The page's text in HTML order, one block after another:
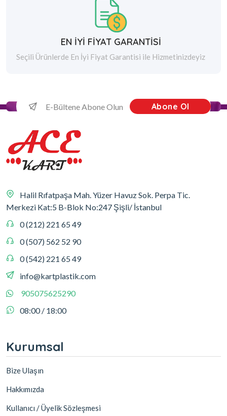
EN İYİ FİYAT GARANTİSİ
Seçili Ürünlerde En İyi Fiyat Garantisi ile Hizmetinizdeyiz
Abone Ol
Halil Rıfatpaşa Mah. Yüzer Havuz Sok. Perpa Tic.
Merkezi Kat:5 B-Blok No:247 Şişli/ İstanbul
0 (212) 221 65 49
0 (507) 562 52 90
0 (542) 221 65 49
info@kartplastik.com
905075625290
08:00 / 18:00
Kurumsal
Bize Ulaşın
Hakkımızda
Kullanıcı / Üyelik Sözleşmesi